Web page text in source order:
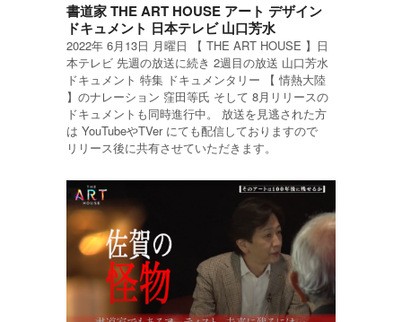
書道家 THE ART HOUSE アート デザイン
ドキュメント 日本テレビ 山口芳水
2022年 6月13日 月曜日 【 THE ART HOUSE 】日
本テレビ 先週の放送に続き 2週目の放送 山口芳水
ドキュメント 特集 ドキュメンタリー 【 情熱大陸
】のナレーション 窪田等氏 そして 8月リリースの
ドキュメントも同時進行中。 放送を見逃された方
は YouTubeやTVer にても配信しておりますので
リリース後に共有させていただきます。